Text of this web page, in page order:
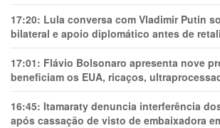
17:20: Lula conversa com Vladimir Putin
bilateral e apoio diplomático antes de
17:01: Flávio Bolsonaro apresenta nove
beneficiam os EUA, ricaços,
16:45: Itamaraty denuncia interferência
após cassação de visto de embaixadora